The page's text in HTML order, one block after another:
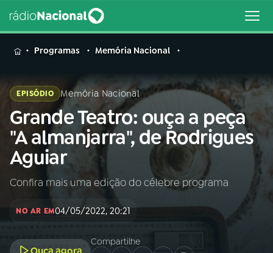
MENU
Buscar
na
Rádio
Nacional
Buscar
AO VIVO
Programas Memória Nacional
EPISÓDIO Memória Nacional
Grande Teatro: ouça a peça
"A almanjarra", de Rodrigues
Aguiar
Confira mais uma edição do célebre programa
NO AR EM04/05/2022, 20:21
Compartilhe